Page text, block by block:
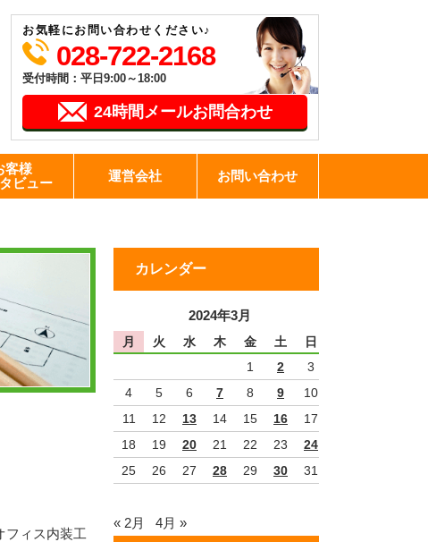
お気軽にお問い合わせください♪
028-722-2168
受付時間：平日9:00～18:00
24時間メールお問合わせ
客様
ビュー
運営会社 お問い合わせ
フィス内装工
カレンダー
2024年3月
月 火 水 木 金 土
日
1
2
3
4
5 6 7 8 9
10
11
12 13 14 15 16
17
18
19 20 21 22 23
24
25
26 27 28 29 30 31
« 2月 4月 »